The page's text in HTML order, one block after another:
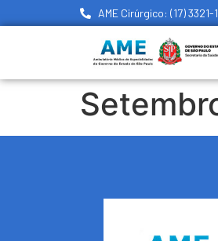
AME Cirúrgico: (17) 3321-